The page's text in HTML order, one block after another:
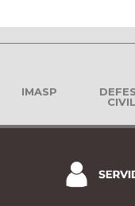
IMASP
CIVIL